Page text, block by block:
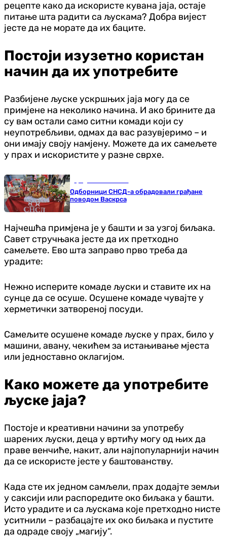
рецепте како да искористе кувана јаја, остаје
питање шта радити са љускама? Добра вијест
јесте да не морате да их баците.
Постоји изузетно користан
начин да их употребите
Разбијене љуске ускршњих јаја могу да се
примјене на неколико начина. И ако брините да
су вам остали само ситни комади који су
неупотребљиви, одмах да вас разувјеримо – и
они имају своју намјену. Можете да их самељете
у прах и искористите у разне сврхе.
Одборници СНСД-а обрадовали грађане
поводом Васкрса
Најчешћа примјена је у башти и за узгој биљака.
Савет стручњака јесте да их претходно
самељете. Ево шта заправо прво треба да
урадите:
Нежно исперите комаде љуски и ставите их на
сунце да се осуше. Осушене комаде чувајте у
херметички затвореној посуди.
Самељите осушене комаде љуске у прах, било у
машини, авану, чекићем за истањивање мјеста
или једноставно оклагијом.
Како можете да употребите
љуске јаја?
Постоје и креативни начини за употребу
шарених љуски, деца у вртићу могу од њих да
праве венчиће, накит, али најпопуларнији начин
да се искористе јесте у баштованству.
Када сте их једном самљели, прах додајте земљи
у саксији или распоредите око биљака у башти.
Исто урадите и са љускама које претходно нисте
уситнили – разбацајте их око биљака и пустите
да одраде своју „магију“.